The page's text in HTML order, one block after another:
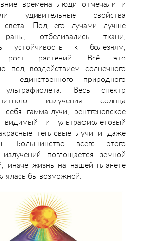
времена люди отмечали и
удивительные свойства
света. Под его лучами лучше
раны, отбеливались ткани,
устойчивость к болезням,
рост растений. Всё это
под воздействием солнечного
– единственного природного
ультрафиолета. Весь спектр
излучения солнца
себя гамма-лучи, рентгеновское
видимый и ультрафиолетовый
тепловые лучи и даже
Большинство всего этого
поглощается земной
иначе жизнь на нашей планете
бы возможной.